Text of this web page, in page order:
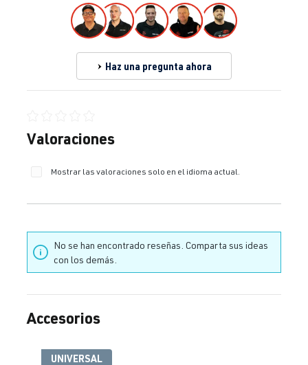
Haz una pregunta ahora
Calificación promedio de 0 de 5 estrellas
Valoraciones
Mostrar las valoraciones solo en el idioma actual.
No se han encontrado reseñas. Comparta sus ideas
con los demás.
Omitir la galería de productos
Accesorios
UNIVERSAL